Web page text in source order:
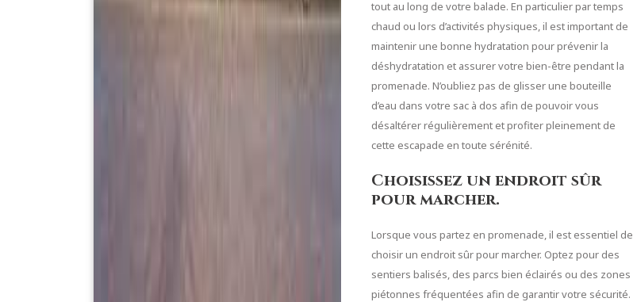
tout au long de votre balade. En particulier par temps
chaud ou lors d’activités physiques, il est important de
maintenir une bonne hydratation pour prévenir la
déshydratation et assurer votre bien-être pendant la
promenade. N’oubliez pas de glisser une bouteille
d’eau dans votre sac à dos afin de pouvoir vous
désaltérer régulièrement et profiter pleinement de
cette escapade en toute sérénité.
Choisissez un endroit sûr
pour marcher.
Lorsque vous partez en promenade, il est essentiel de
choisir un endroit sûr pour marcher. Optez pour des
sentiers balisés, des parcs bien éclairés ou des zones
piétonnes fréquentées afin de garantir votre sécurité.